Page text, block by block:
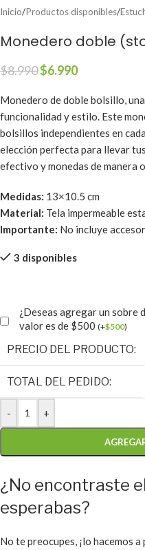
Inicio/Productos disponibles/
Monedero doble
$8.990$6.990
Monedero de doble bolsillo,
funcionalidad y estilo. Este
bolsillos independientes en
elección perfecta para llevar
efectivo y monedas de manera
Medidas: 13×10.5 cm
Material: Tela impermeable
Importante: No incluye
3 disponibles
¿Deseas agregar un sobre
valor es de $500 (+$500)
PRECIO DEL PRODUCTO:
TOTAL DEL PEDIDO:
- +
¿No encontraste
esperabas?
No te preocupes, ¡lo hacemos